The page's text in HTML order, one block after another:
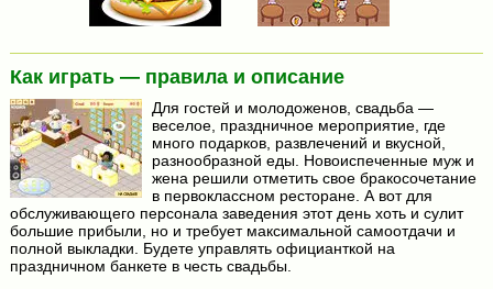
Как играть — правила и описание
Для гостей и молодоженов, свадьба —
веселое, праздничное мероприятие, где
много подарков, развлечений и вкусной,
разнообразной еды. Новоиспеченные муж и
жена решили отметить свое бракосочетание
в первоклассном ресторане. А вот для
обслуживающего персонала заведения этот день хоть и сулит
большие прибыли, но и требует максимальной самоотдачи и
полной выкладки. Будете управлять официанткой на
праздничном банкете в честь свадьбы.